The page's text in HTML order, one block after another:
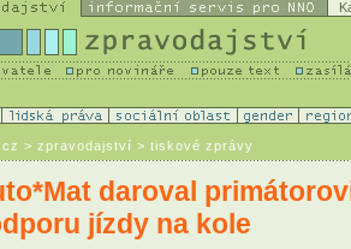
> zpravodajství > tiskové zprávy
daroval
jízdy na kole